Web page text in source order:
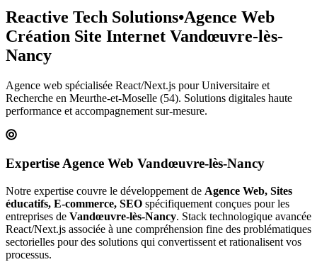
Reactive Tech Solutions•Agence Web
Création Site Internet Vandœuvre-lès-
Nancy
Agence web spécialisée React/Next.js pourUniversitaire et
Recherche en Meurthe-et-Moselle (54). Solutions digitales haute
performance et accompagnement sur-mesure.
Expertise Agence Web Vandœuvre-lès-Nancy
Notre expertise couvre le développement de Agence Web, Sites
éducatifs, E-commerce, SEO spécifiquement conçues pour les
entreprises de Vandœuvre-lès-Nancy. Stack technologique avancée
React/Next.js associée à une compréhension fine des problématiques
sectorielles pour des solutions qui convertissent et rationalisent vos
processus.